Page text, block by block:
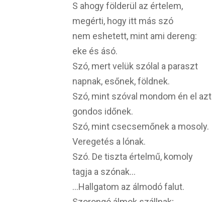
S ahogy földerül az értelem,
megérti, hogy itt más szó
nem eshetett, mint ami dereng:
eke és ásó.
Szó, mert velük szólal a paraszt
napnak, esőnek, földnek.
Szó, mint szóval mondom én el azt
gondos időnek.
Szó, mint csecsemőnek a mosoly.
Veregetés a lónak.
Szó. De tiszta értelmű, komoly
tagja a szónak…
…Hallgatom az álmodó falut.